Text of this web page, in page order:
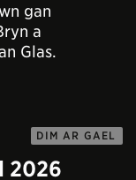
gan
a
Glas.
DIM AR GAEL
2026